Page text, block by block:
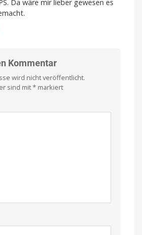
Da wäre mir lieber gewesen es
Kommentar
wird nicht veröffentlicht.
sind mit* markiert